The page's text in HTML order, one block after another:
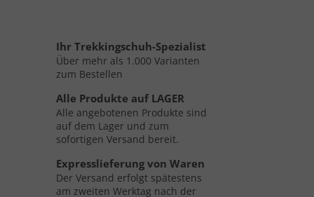
Ihr Trekkingschuh-Spezialist
Über mehr als 1.000 Varianten
zum Bestellen
Alle Produkte auf LAGER
Alle angebotenen Produkte sind
auf dem Lager und zum
sofortigen Versand bereit.
Expresslieferung von Waren
Der Versand erfolgt spätestens
am zweiten Werktag nach der